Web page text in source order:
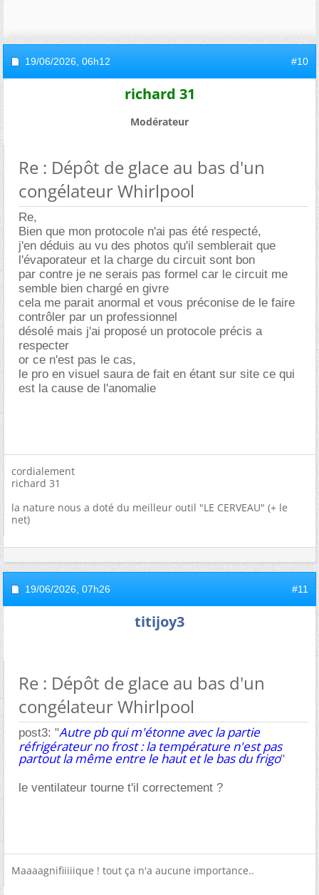
19/06/2026, 06h12 #10
richard 31
Modérateur
Re : Dépôt de glace au bas d'un
congélateur Whirlpool
Re,
Bien que mon protocole n'ai pas été respecté,
j'en déduis au vu des photos qu'il semblerait que
l'évaporateur et la charge du circuit sont bon
par contre je ne serais pas formel car le circuit me
semble bien chargé en givre
cela me parait anormal et vous préconise de le faire
contrôler par un professionnel
désolé mais j'ai proposé un protocole précis a
respecter
or ce n'est pas le cas,
le pro en visuel saura de fait en étant sur site ce qui
est la cause de l'anomalie
cordialement
richard 31
la nature nous a doté du meilleur outil "LE CERVEAU" (+ le
net)
19/06/2026, 07h26 #11
titijoy3
Re : Dépôt de glace au bas d'un
congélateur Whirlpool
post3: "Autre pb qui m'étonne avec la partie
réfrigérateur no frost : la température n'est pas
partout la même entre le haut et le bas du frigo"
le ventilateur tourne t'il correctement ?
Maaaagnifiiiiique ! tout ça n'a aucune importance..